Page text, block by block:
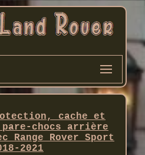
cache et
chocs arrière
Range Rover Sport
2021